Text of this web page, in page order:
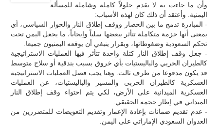
وأن ما جاءت به لا يقدم حلولاً كاملة وشاملة للمسألة
اليمنية. وأعتقد أن ذلك كان لهذه الأسباب:
- المبادرة تدمج ما بين الحصار ووقف إطلاق النار والحوار السياسي، أي
بمعنى أنها حزمة متكاملة تتأثر ببعضها سلباً وإيجاباً، ما يجعل اليمن تحت
تحكم السعودية وضغوطاتها، وبقرار ينبغي أن يوقعه اليمنيون جميعا.
- جعل وقف إطلاق النار كتلة واحدة تتأثر فيها العمليات الاستراتيجية
كالطيران الحربي والباليستيات بأي خروق بسبب بندقية أو سلاح متوسط
قد يكون مدفوعا من طرف ثالث. وهنا يجب فصل العمليات الاستراتيجية
العسكرية كالطيران الحربي والمسير والباليستيات، عن العمليات
العسكرية الميدانية على الأرض، لكي يتم احتواء وقف إطلاق النار
الميداني في إطار حجمه الحقيقي.
- عدم تقديم ضمانات بإعادة الإعمار وتقديم التعويضات للمتضررين من
العدوان السعودي الإماراتي على اليمن.